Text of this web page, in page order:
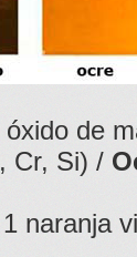
óxido de
Cr, Si) /
naranja